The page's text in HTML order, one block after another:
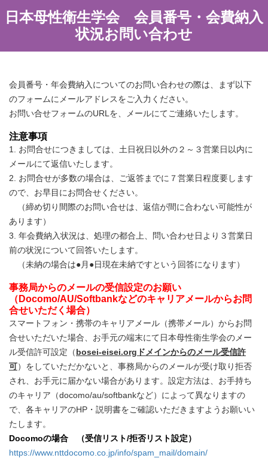
日本母性衛生学会 会員番号・会費納入
状況お問い合わせ
会員番号・年会費納入についてのお問い合わせの際は、まず以下
のフォームにメールアドレスをご入力ください。
お問い合せフォームのURLを、メールにてご連絡いたします。
注意事項
1. お問合せにつきましては、土日祝日以外の２～３営業日以内に
メールにて返信いたします。
2. お問合せが多数の場合は、ご返答までに７営業日程度要します
ので、お早目にお問合せください。
（締め切り間際のお問い合せは、返信が間に合わない可能性が
あります）
3. 年会費納入状況は、処理の都合上、問い合わせ日より３営業日
前の状況について回答いたします。
（未納の場合は●月●日現在未納ですという回答になります）
事務局からのメールの受信設定のお願い
（Docomo/AU/Softbankなどのキャリアメールからお問
合せいただく場合）
スマートフォン・携帯のキャリアメール（携帯メール）からお問
合せいただいた場合、お手元の端末にて日本母性衛生学会のメー
ル受信許可設定（bosei-eisei.orgドメインからのメール受信許
可）をしていただかないと、事務局からのメールが受け取り拒否
され、お手元に届かない場合があります。設定方法は、お手持ち
のキャリア（docomo/au/softbankなど）によって異なりますの
で、各キャリアのHP・説明書をご確認いただきますようお願いい
たします。
Docomoの場合 （受信リスト/拒否リスト設定）
https://www.nttdocomo.co.jp/info/spam_mail/domain/